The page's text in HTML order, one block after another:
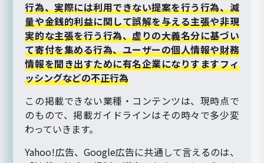
行為、実際には利用できない提案を行う行為、減
量や金銭的利益に関して誤解を与える主張や非現
実的な主張を行う行為、虚りの大義名分に基づい
て寄付を集める行為、ユーザーの個人情報や財務
情報を聞き出すために有名企業になりすますフィ
ッシングなどの不正行為
この掲載できない業種・コンテンツは、現時点で
のもので、掲載ガイドラインはその時々で多少変
わっていきます。
Yahoo!広告、Google広告に共通して言えるのは、